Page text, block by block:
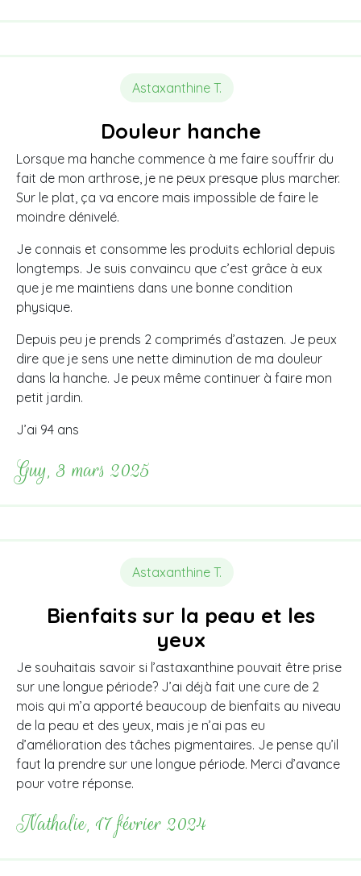
Astaxanthine T.
Douleur hanche
Lorsque ma hanche commence à me faire souffrir du
fait de mon arthrose, je ne peux presque plus marcher.
Sur le plat, ça va encore mais impossible de faire le
moindre dénivelé.
Je connais et consomme les produits echlorial depuis
longtemps. Je suis convaincu que c’est grâce à eux
que je me maintiens dans une bonne condition
physique.
Depuis peu je prends 2 comprimés d’astazen. Je peux
dire que je sens une nette diminution de ma douleur
dans la hanche. Je peux même continuer à faire mon
petit jardin.
J’ai 94 ans
Guy, 3 mars 2025
Astaxanthine T.
Bienfaits sur la peau et les
yeux
Je souhaitais savoir si l’astaxanthine pouvait être prise
sur une longue période? J’ai déjà fait une cure de 2
mois qui m’a apporté beaucoup de bienfaits au niveau
de la peau et des yeux, mais je n’ai pas eu
d’amélioration des tâches pigmentaires. Je pense qu’il
faut la prendre sur une longue période. Merci d’avance
pour votre réponse.
Nathalie, 17 février 2024